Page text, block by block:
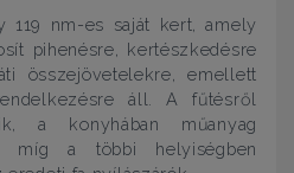
119 nm-es saját kert, amely
pihenésre, kertészkedésre
összejövetelekre, emellett
áll. A fűtésről
a konyhában műanyag
míg a többi helyiségben